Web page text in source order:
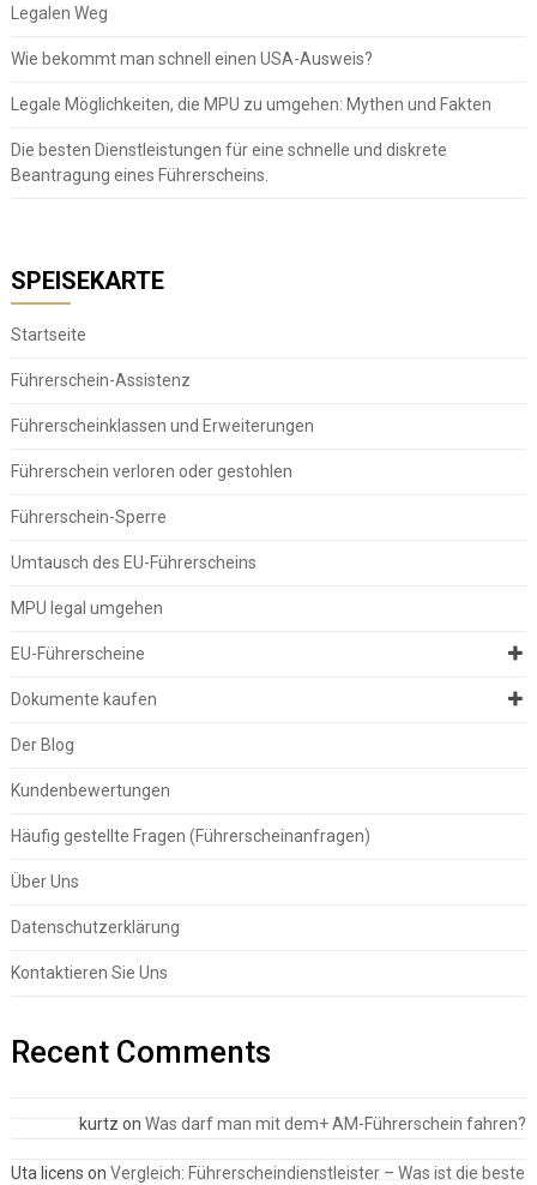
Legalen Weg
Wie bekommt man schnell einen USA-Ausweis?
Legale Möglichkeiten, die MPU zu umgehen: Mythen und Fakten
Die besten Dienstleistungen für eine schnelle und diskrete
Beantragung eines Führerscheins.
SPEISEKARTE
Startseite
Führerschein-Assistenz
Führerscheinklassen und Erweiterungen
Führerschein verloren oder gestohlen
Führerschein-Sperre
Umtausch des EU-Führerscheins
MPU legal umgehen
EU-Führerscheine
Dokumente kaufen
Der Blog
Kundenbewertungen
Häufig gestellte Fragen (Führerscheinanfragen)
Über Uns
Datenschutzerklärung
Kontaktieren Sie Uns
Recent Comments
kurtz onWas darf man mit dem+ AM-Führerschein fahren?
Uta licens on Vergleich: Führerscheindienstleister – Was ist die beste